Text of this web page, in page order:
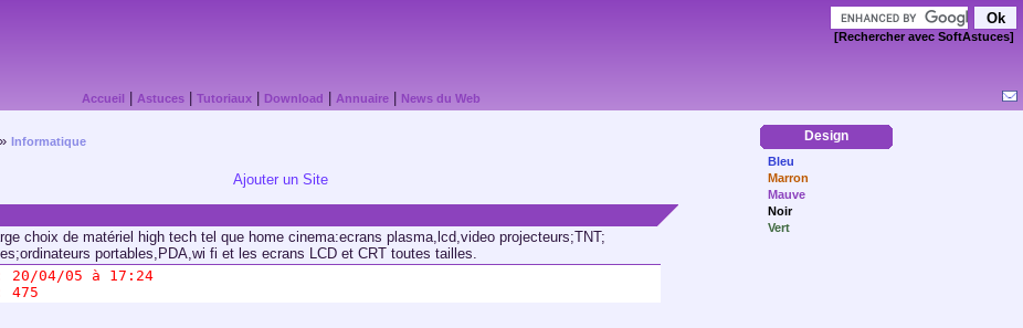
[Rechercher avec SoftAstuces]
Accueil Astuces| Tutoriaux| Download Annuaire| News du Web
Informatique
Ajouter un Site
choix de matériel high tech tel que home cinema:ecrans plasma,lcd,video projecteurs;TNT;
portables,PDA,wi fi et les ecrans LCD et CRT toutes tailles.
20/04/05 à 17:24
Design
Bleu
Marron
Mauve
Noir
Vert